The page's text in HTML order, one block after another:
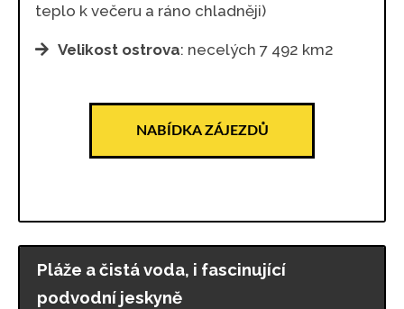
teplo k večeru a ráno chladněji)
Velikost ostrova: necelých 7 492 km2
NABÍDKA ZÁJEZDŮ
Pláže a čistá voda, i fascinující
podvodní jeskyně